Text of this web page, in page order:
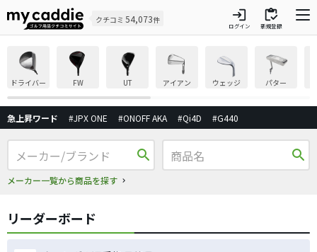
クチコミ 54,073件 login
ログイン
inventory
新規登録
ドライバー FW UT アイアン ウェッジ パター
急上昇ワード #JPX ONE #ONOFF AKA #Qi4D #G440
search
メーカー一覧から商品を探す
search
リーダーボード